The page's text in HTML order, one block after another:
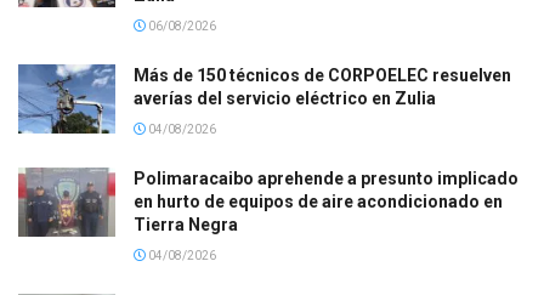
06/08/2026
Más de 150 técnicos de CORPOELEC resuelven
averías del servicio eléctrico en Zulia
04/08/2026
Polimaracaibo aprehende a presunto implicado
en hurto de equipos de aire acondicionado en
Tierra Negra
04/08/2026